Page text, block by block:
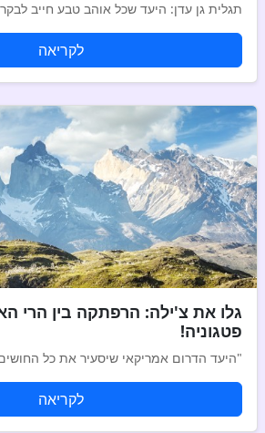
תגלית גן עדן: היעד שכל אוהב טבע חייב
לקריאה
גלו את צ'ילה: הרפתקה בין הרי
פטגוניה!
"היעד הדרום אמריקאי שיסעיר את כל
לקריאה